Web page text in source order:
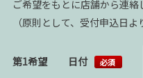
ご希望をもとに店舗から連絡
（原則として、受付申込日
第1希望 日付 必須